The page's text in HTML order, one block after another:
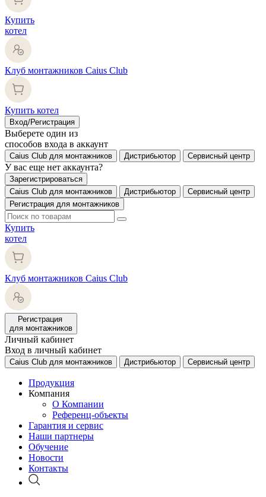
Купить
котел
Клуб монтажников Caius Club
Купить котел
Вход/Регистрация
Выберете один из
способов входа в аккаунт
Caius Club для монтажников Дистрибьютор Сервисный центр
У вас еще нет аккаунта?
Зарегистрироваться
Caius Club для монтажников
Дистрибьютор
Сервисный центр
Регистрация для монтажников
Купить
котел
Клуб монтажников Caius Club
Регистрация
для монтажников
Личный кабинет
Вход в личный кабинет
Caius Club для монтажников Дистрибьютор Сервисный центр
Продукция
Компания
О Компании
Референц-объекты
Гарантия и сервис
Наши партнеры
Обучение
Новости
Контакты